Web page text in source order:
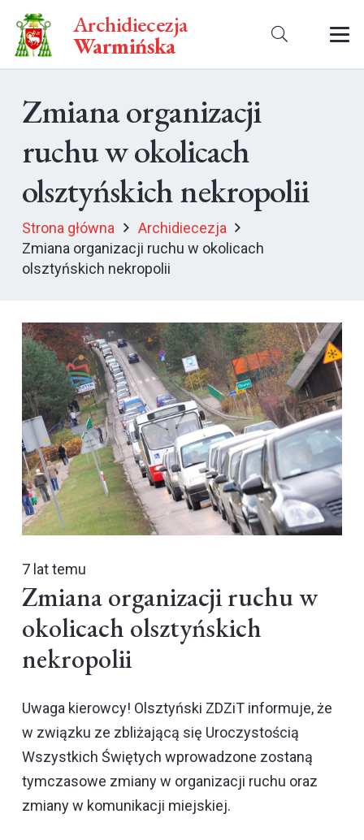
Archidiecezja
Warmińska
Zmiana organizacji
ruchu w okolicach
olsztyńskich nekropolii
Strona główna
Archidiecezja
Zmiana organizacji ruchu w okolicach
olsztyńskich nekropolii
7 lat temu
Zmiana organizacji ruchu w
okolicach olsztyńskich
nekropolii
Uwaga kierowcy! Olsztyński ZDZiT informuje, że
w związku ze zbliżającą się Uroczystością
Wszystkich Świętych wprowadzone zostaną
tymczasowe zmiany w organizacji ruchu oraz
zmiany w komunikacji miejskiej.